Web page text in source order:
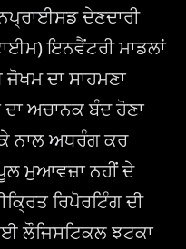
ਦੇਣਦਾਰੀ
ਇਨਵੈਂਟਰੀ ਮਾਡਲਾਂ
ਦਾ ਸਾਹਮਣਾ
ਅਚਾਨਕ ਬੰਦ ਹੋਣਾ
ਨਾਲ ਅਧਰੰਗ ਕਰ
ਮੁਆਵਜ਼ਾ ਨਹੀਂ ਦੇ
ਰਿਪੋਰਟਿੰਗ ਦੀ
ਲੌਜਿਸਟਿਕਲ ਝਟਕਾ